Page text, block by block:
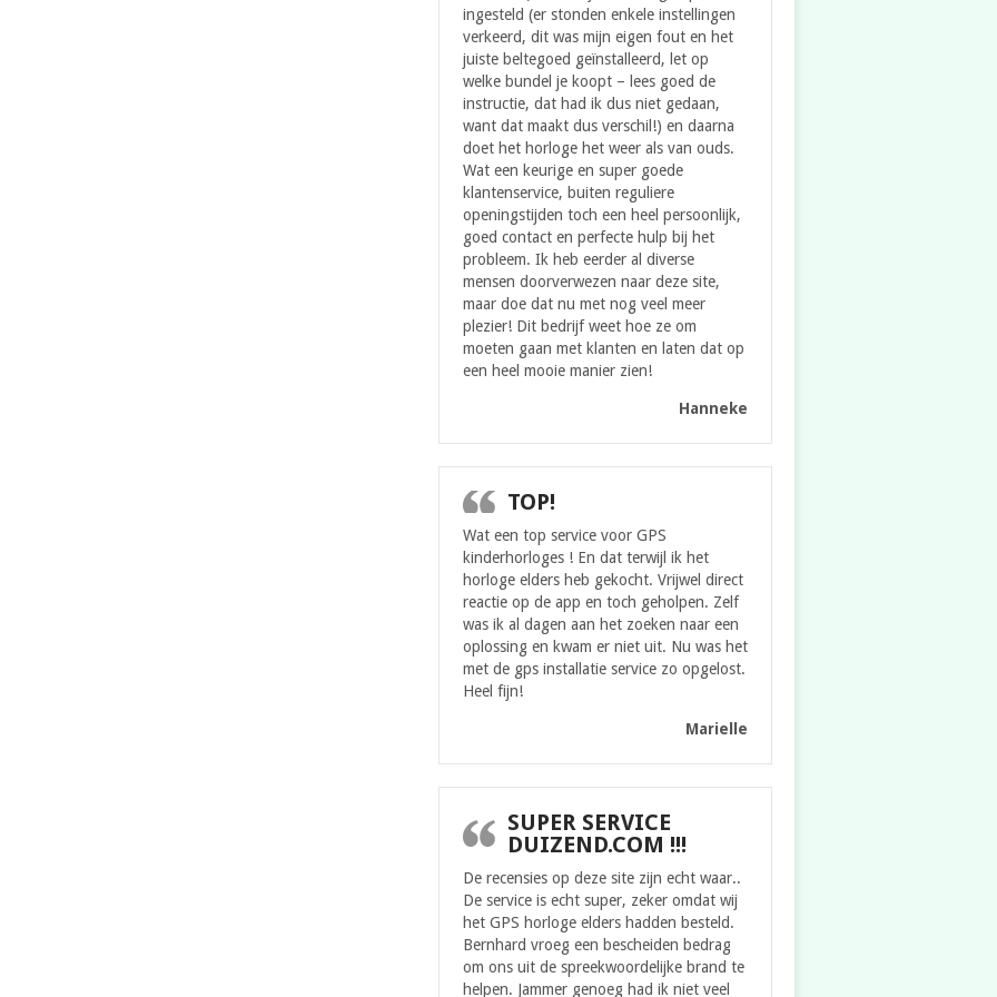
ingesteld (er stonden enkele instellingen
verkeerd, dit was mijn eigen fout en het
juiste beltegoed geïnstalleerd, let op
welke bundel je koopt – lees goed de
instructie, dat had ik dus niet gedaan,
want dat maakt dus verschil!) en daarna
doet het horloge het weer als van ouds.
Wat een keurige en super goede
klantenservice, buiten reguliere
openingstijden toch een heel persoonlijk,
goed contact en perfecte hulp bij het
probleem. Ik heb eerder al diverse
mensen doorverwezen naar deze site,
maar doe dat nu met nog veel meer
plezier! Dit bedrijf weet hoe ze om
moeten gaan met klanten en laten dat op
een heel mooie manier zien!
Hanneke
TOP!
Wat een top service voor GPS
kinderhorloges ! En dat terwijl ik het
horloge elders heb gekocht. Vrijwel direct
reactie op de app en toch geholpen. Zelf
was ik al dagen aan het zoeken naar een
oplossing en kwam er niet uit. Nu was het
met de gps installatie service zo opgelost.
Heel fijn!
Marielle
SUPER SERVICE
DUIZEND.COM !!!
De recensies op deze site zijn echt waar..
De service is echt super, zeker omdat wij
het GPS horloge elders hadden besteld.
Bernhard vroeg een bescheiden bedrag
om ons uit de spreekwoordelijke brand te
helpen. Jammer genoeg had ik niet veel